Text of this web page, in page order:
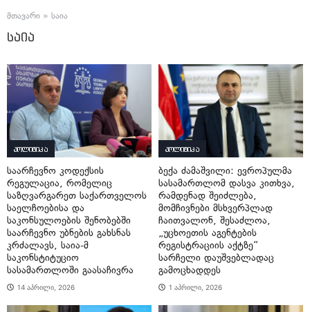
მთავარი » საია
საია
პოლიტიკა
საარჩევნო კოდექსის
რეგულაცია, რომელიც
საზღვარგარეთ საქართველოს
საელჩოებისა და
საკონსულოების შენობებში
საარჩევნო უბნების გახსნას
კრძალავს, საია-მ
საკონსტიტუციო
სასამართლოში გაასაჩივრა
14 აპრილი, 2026
პოლიტიკა
ბექა ძამაშვილი: ევროპულმა
სასამართლომ დასვა კითხვა,
რამდენად შეიძლება,
მომჩივნები მსხვერპლად
ჩაითვალონ, შესაძლოა,
„უცხოეთის აგენტების
რეგისტრაციის აქტზე“
სარჩელი დაუშვებლადაც
გამოცხადდეს
1 აპრილი, 2026